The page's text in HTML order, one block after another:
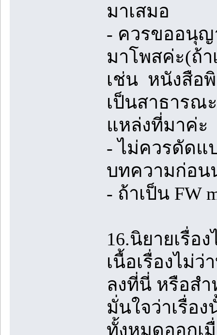
มาเสมอ
- ควรขออนุญ
มาโพสค่ะ(ถ้า
เช่น หนังสือ
เป็นสาธารณ
แหล่งที่มาค่ะ
- ไม่ควรดัดแ
บทความก่อน
- ถ้าเป็น FW
16.นิยายเรื่อ
เนื้อเรื่องไม่
ลงที่นี่ หรือส
มั่นใจว่าเรื่อ
ทั้งหมดออกเ